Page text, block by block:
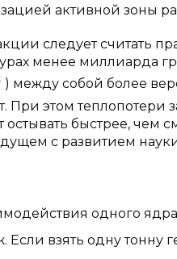
активной зоны
следует считать
менее миллиарда
) между собой более
этом теплопотери
быстрее, чем
с развитием
одного
Если взять одну тонну